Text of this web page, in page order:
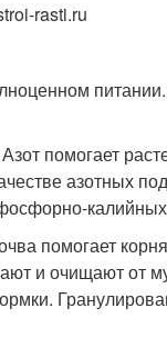
rasti.ru
помогает
азотных
помогает
и очищают от